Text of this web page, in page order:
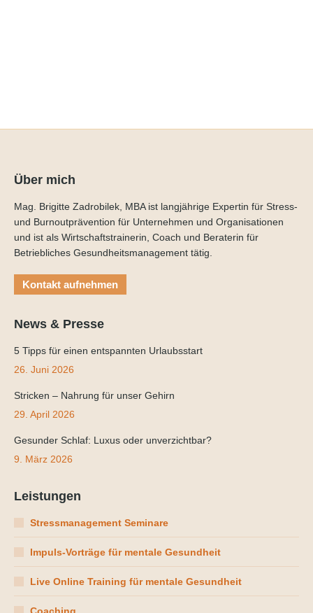
Über mich
Mag. Brigitte Zadrobilek, MBA ist langjährige Expertin für Stress-
und Burnoutprävention für Unternehmen und Organisationen
und ist als Wirtschaftstrainerin, Coach und Beraterin für
Betriebliches Gesundheitsmanagement tätig.
Kontakt aufnehmen
News & Presse
5 Tipps für einen entspannten Urlaubsstart
26. Juni 2026
Stricken – Nahrung für unser Gehirn
29. April 2026
Gesunder Schlaf: Luxus oder unverzichtbar?
9. März 2026
Leistungen
Stressmanagement Seminare
Impuls-Vorträge für mentale Gesundheit
Live Online Training für mentale Gesundheit
Coaching